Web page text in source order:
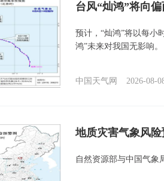
台风“灿鸿”将向
预计，“灿鸿”将以每小
鸿”未来对我国无影响。
中国天气网 2026-08-
地质灾害气象风
自然资源部与中国气象